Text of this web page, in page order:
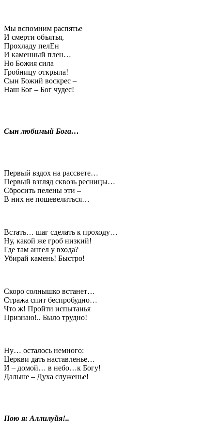
Мы вспомним распятье
И смерти объятья,
Прохладу пелЕн
И каменный плен…
Но Божия сила
Гробницу открыла!
Сын Божий воскрес –
Наш Бог – Бог чудес!
Сын любимый Бога…
Первый вздох на рассвете…
Первый взгляд сквозь ресницы…
Сбросить пелены эти –
В них не пошевелиться…
Встать… шаг сделать к проходу…
Ну, какой же гроб низкий!
Где там ангел у входа?
Убирай камень! Быстро!
Скоро солнышко встанет…
Стража спит беспробудно…
Что ж! Пройти испытанья
Признаю!.. Было трудно!
Ну… осталось немного:
Церкви дать наставленье…
И – домой… в небо…к Богу!
Дальше – Духа служенье!
Пою я: Аллилуйя!..